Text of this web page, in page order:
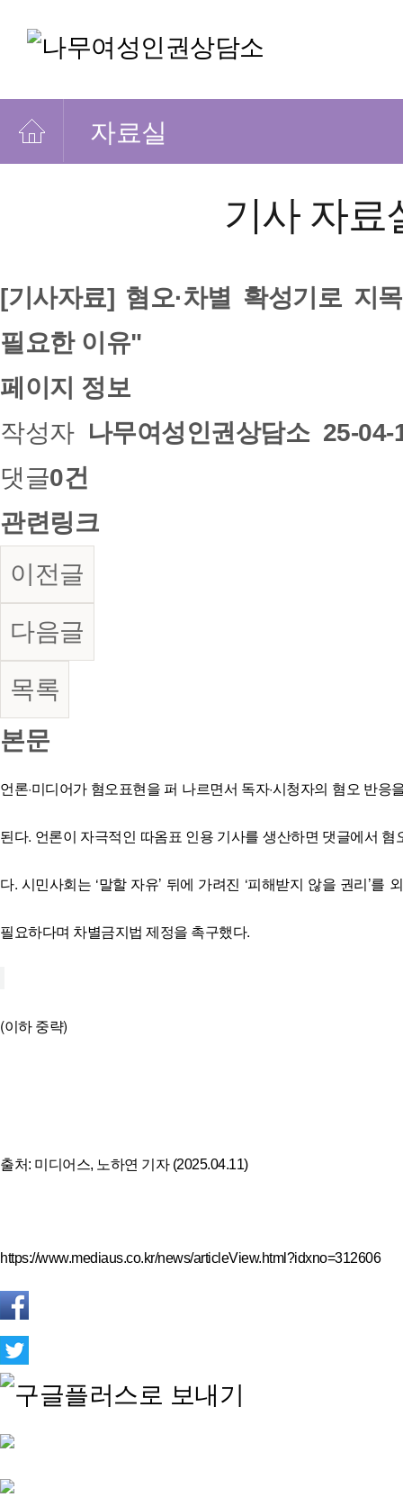
자료실
기사 자료
[기사자료] 혐오·차별 확성기로 지
필요한 이유"
페이지 정보
작성자 나무여성인권상담소 25-
댓글0건
관련링크
이전글
다음글
목록
본문
언론·미디어가 혐오표현을 퍼 나르면서 독자·시청자의 혐오 반
된다. 언론이 자극적인 따옴표 인용 기사를 생산하면 댓글에서
다. 시민사회는 ‘말할 자유’ 뒤에 가려진 ‘피해받지 않을 권리’를
필요하다며 차별금지법 제정을 촉구했다.
(이하 중략)
출처: 미디어스, 노하연 기자 (2025.04.11)
https://www.mediaus.co.kr/news/articleView.html?idxno=312606